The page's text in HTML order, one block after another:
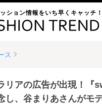
ション情報をいち早くキャッチ！
ス
リアの広告が出現！『
し、谷まりあさんがモ